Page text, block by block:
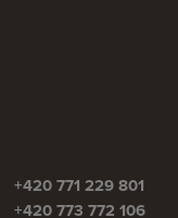
+420 771 229 801
+420 773 772 106